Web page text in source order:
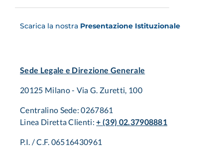
Scarica la nostra Presentazione Istituzionale
Sede Legale e Direzione Generale
20125 Milano - Via G. Zuretti, 100
Centralino Sede: 0267861
Linea Diretta Clienti:+ (39) 02.37908881
P.I. / C.F. 06516430961